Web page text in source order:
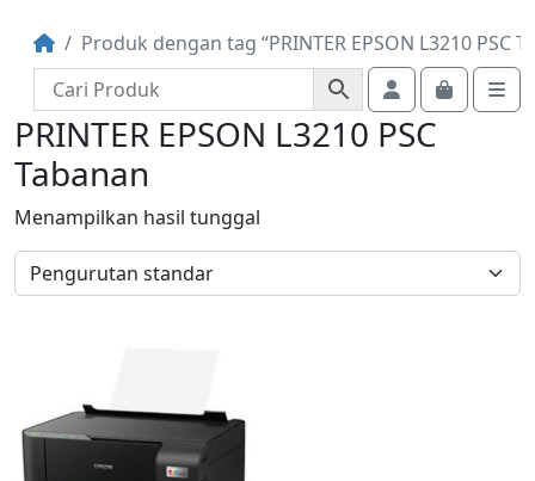
Produk dengan tag “PRINTER EPSON L3210 PSC
AccountCart
PRINTER EPSON L3210 PSC
Tabanan
Menampilkan hasil tunggal